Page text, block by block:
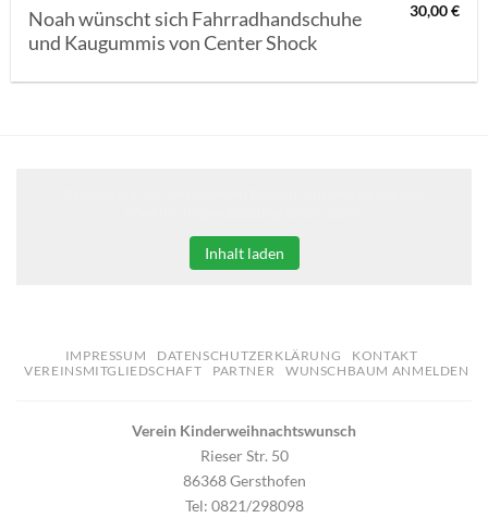
Noah wünscht sich Fahrradhandschuhe
und Kaugummis von Center Shock
30,00€
Inhalt laden
IMPRESSUM DATENSCHUTZERKLÄRUNG
KONTAKT
VEREINSMITGLIEDSCHAFT
PARTNER WUNSCHBAUM ANMELDEN
Verein Kinderweihnachtswunsch
Rieser Str. 50
86368 Gersthofen
Tel: 0821/298098